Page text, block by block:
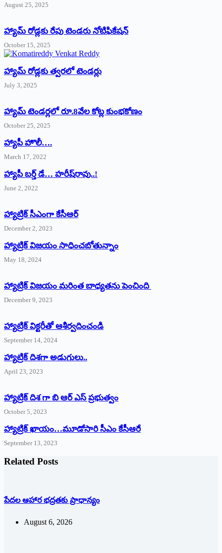
August 25, 2025
హ్యామ్‌ రోడ్లకు రేపు టెండరు నోటిఫికేషన్‌
October 15, 2025
హ్యామ్‌ రోడ్లకు త్వరలో టెండర్లు
July 3, 2025
హ్యామ్‌ ‌టెండర్లలో రూ.8వేల కోట్ల కుంభకోణం
October 25, 2025
హ్యాపీ హొలీ….
March 17, 2022
హ్యాపీ బర్త్ ‌డే… హరీష్‌రావు..!
June 2, 2022
హ్యాట్రిక్‌ ‌సీఎంగా కేసీఆర్‌
December 2, 2023
హ్యాట్రిక్‌ విజయం సాధించబోతున్నాం
May 18, 2024
హ్యాట్రిక్ విజయం మరింత బాధ్యతను పెంచింది
December 9, 2023
హ్యాట్రిక్‌ ‌విక్టరీతో ఆశీర్వదించండి
September 14, 2024
‌హ్యాట్రిక్‌ ‌దిశగా అడుగులు..
April 23, 2023
హ్యాట్రిక్ దిశ గా బి ఆర్ ఎస్ ప్రభుత్వం
October 5, 2023
హ్యాట్రిక్‌ ‌ఖాయం…మూడోసారి సీఎం కేసీఆరే
September 13, 2023
Related Posts
పేదల ఆహార భద్రతకు ప్రాధాన్యం
August 6, 2026